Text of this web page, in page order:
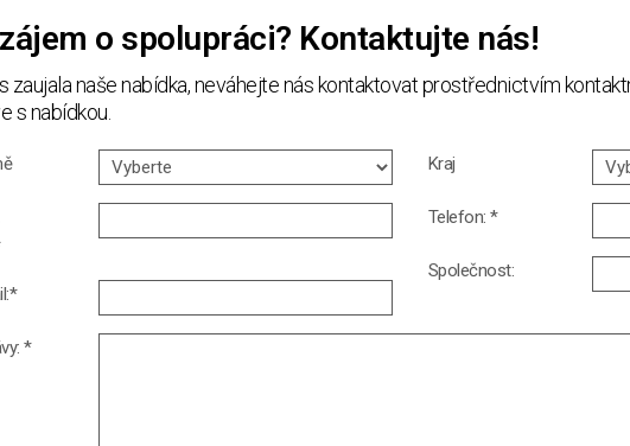
o spolupráci? Kontaktujte nás!
zaujala naše nabídka, neváhejte nás kontaktovat prostřednictvím
s nabídkou.
Kraj
Telefon: *
Společnost:
*